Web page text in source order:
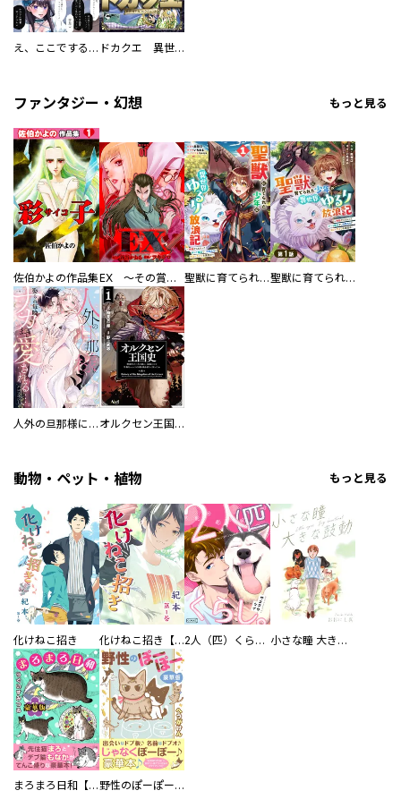
え、ここでするの？ アイドルのファンが知らない日常 ドカクエ 異世界ドカコッククエスト
ファンタジー・幻想 もっと見る
佐伯かよの作品集 EX ～その賞金稼ぎは、世界の出口を探す～【単行本版】 聖獣に育てられた少年の異世界ゆるり放浪記～神様からもらったチート魔法で、仲間たちとスローライフを満喫中～ 聖獣に育てられた少年の異世界ゆるり放浪記～神様からもらったチート魔法で、仲間たちとスローライフを満喫中～【分冊版】
人外の旦那様に娶られ毎晩ナカまで愛される…。アンソロジー オルクセン王国史
動物・ペット・植物 もっと見る
化けねこ招き 化けねこ招き【描きおろし付合冊版】 2人（匹）くらし。 小さな瞳 大きな鼓動
まろまろ日和【豪華版】 野性のぽーぽー【豪華版】